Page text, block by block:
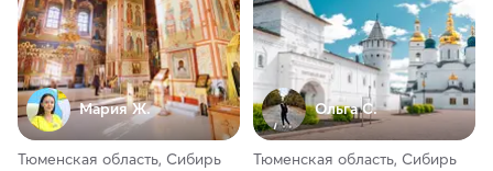
Мария Ж.
Тюменская область, Сибирь
Ольга С.
Тюменская область, Сибирь